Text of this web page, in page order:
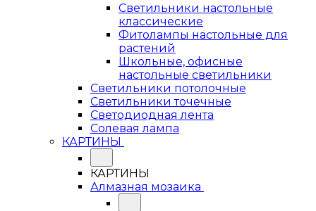
Светильники настольные
классические
Фитолампы настольные для
растений
Школьные, офисные
настольные светильники
Светильники потолочные
Светильники точечные
Светодиодная лента
Солевая лампа
КАРТИНЫ
КАРТИНЫ
Алмазная мозаика